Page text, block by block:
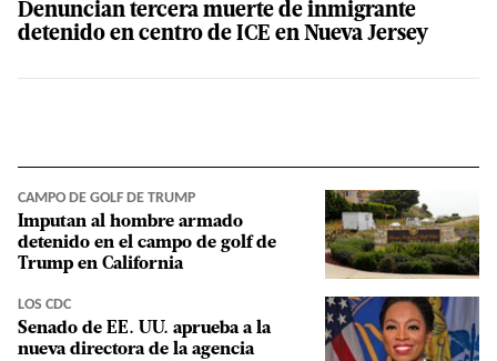
Denuncian tercera muerte de inmigrante
detenido en centro de ICE en Nueva Jersey
CAMPO DE GOLF DE TRUMP
Imputan al hombre armado
detenido en el campo de golf de
Trump en California
LOS CDC
Senado de EE. UU. aprueba a la
nueva directora de la agencia